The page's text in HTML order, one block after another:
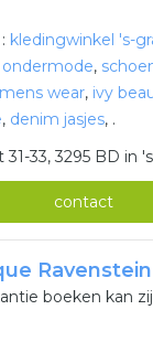
kledingwinkel 's-
ondermode,
wear, ivy
, denim jasjes, .
33, 3295 BD in
contact
Ravenstein
boeken kan